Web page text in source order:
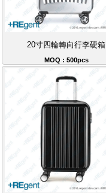
20寸四輪轉向行李硬箱
MOQ : 500pcs